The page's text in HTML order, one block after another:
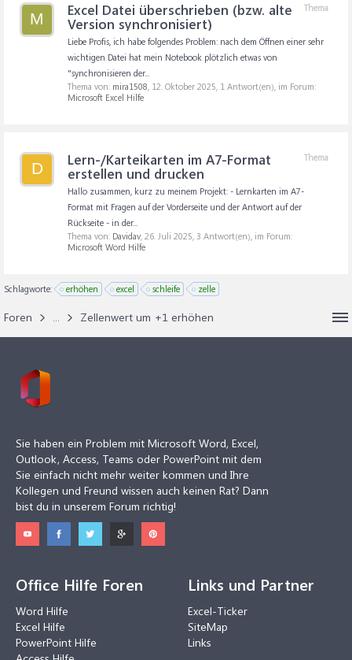
M
Thema
Excel Datei überschrieben (bzw. alte
Version synchronisiert)
Liebe Profis, ich habe folgendes Problem: nach dem Öffnen einer sehr
wichtigen Datei hat mein Notebook plötzlich etwas von
"synchronisieren der...
Thema von: mira1508, 12. Oktober 2025, 1 Antwort(en), im Forum:
Microsoft Excel Hilfe
D
Thema
Lern-/Karteikarten im A7-Format
erstellen und drucken
Hallo zusammen, kurz zu meinem Projekt: - Lernkarten im A7-
Format mit Fragen auf der Vorderseite und der Antwort auf der
Rückseite - in der...
Thema von: Davidav, 26. Juli 2025, 3 Antwort(en), im Forum:
Microsoft Word Hilfe
Schlagworte: erhöhen excel schleife zelle
Foren ... Zellenwert um +1 erhöhen
Sie haben ein Problem mit Microsoft Word, Excel,
Outlook, Access, Teams oder PowerPoint mit dem
Sie einfach nicht mehr weiter kommen und Ihre
Kollegen und Freund wissen auch keinen Rat? Dann
bist du in unserem Forum richtig!
Office Hilfe Foren
Word Hilfe
Excel Hilfe
PowerPoint Hilfe
Links und Partner
Excel-Ticker
SiteMap
Links